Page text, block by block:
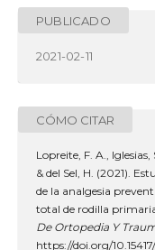
PUBLICADO
2021-02-11
CÓMO CITAR
Lopreite, F. A.,
& del Sel, H. (2021).
de la analgesia
total de rodilla
De Ortopedia Y
https://doi.org/